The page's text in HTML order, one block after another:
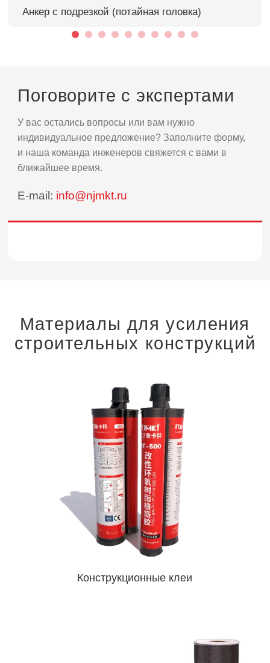
Анкер с подрезкой (потайная головка)
Поговорите с экспертами
У вас остались вопросы или вам нужно
индивидуальное предложение? Заполните форму,
и наша команда инженеров свяжется с вами в
ближайшее время.
E-mail: info@njmkt.ru
Материалы для усиления
строительных конструкций
Конструкционные клеи